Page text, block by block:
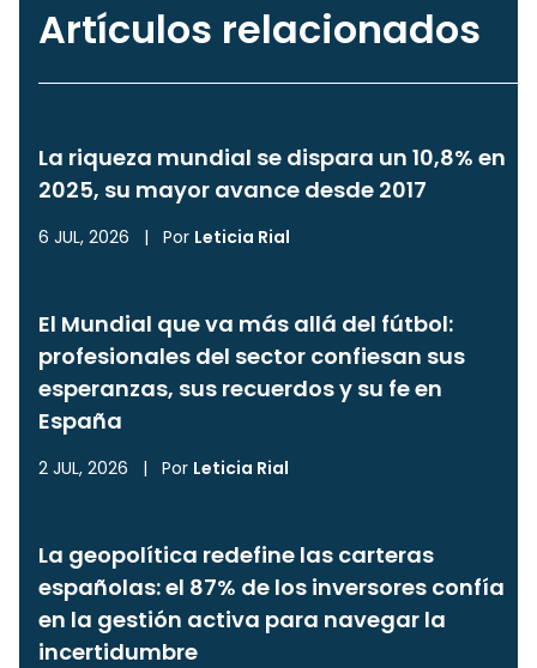
Artículos relacionados
La riqueza mundial se dispara un 10,8% en
2025, su mayor avance desde 2017
6 JUL, 2026 | Por Leticia Rial
El Mundial que va más allá del fútbol:
profesionales del sector confiesan sus
esperanzas, sus recuerdos y su fe en
España
2 JUL, 2026 | Por Leticia Rial
La geopolítica redefine las carteras
españolas: el 87% de los inversores confía
en la gestión activa para navegar la
incertidumbre